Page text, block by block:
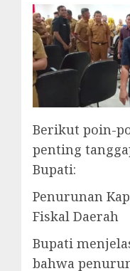
Berikut poin-
penting
Bupati:
Penurunan
Fiskal Daerah
Bupati
bahwa